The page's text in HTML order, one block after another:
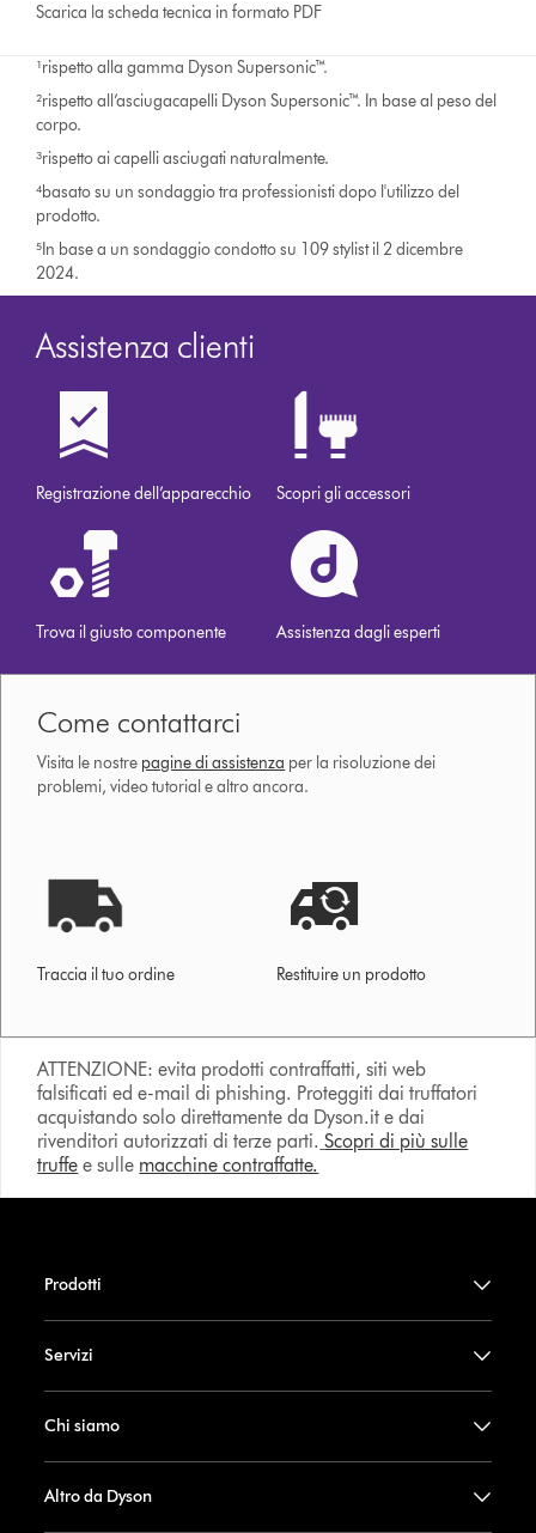
Scarica la scheda tecnica in formato PDF
¹rispetto alla gamma Dyson Supersonic™.
²rispetto all’asciugacapelli Dyson Supersonic™. In base al peso del
corpo.
³rispetto ai capelli asciugati naturalmente.
⁴basato su un sondaggio tra professionisti dopo l'utilizzo del
prodotto.
⁵In base a un sondaggio condotto su 109 stylist il 2 dicembre
2024.
Assistenza clienti
Registrazione dell’apparecchio Scopri gli accessori
Trova il giusto componente Assistenza dagli esperti
Come contattarci
Visita le nostre pagine di assistenza per la risoluzione dei
problemi, video tutorial e altro ancora.
Traccia il tuo ordine Restituire un prodotto
ATTENZIONE: evita prodotti contraffatti, siti web
falsificati ed e-mail di phishing. Proteggiti dai truffatori
acquistando solo direttamente da Dyson.it e dai
rivenditori autorizzati di terze parti. Scopri di più sulle
truffe e sulle macchine contraffatte.
Prodotti
Servizi
Chi siamo
Altro da Dyson